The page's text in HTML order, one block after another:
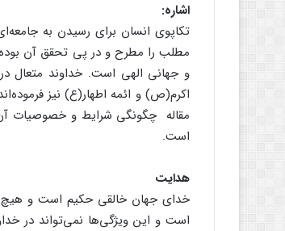
اشاره:
تکاپوی انسان برای رسیدن به
مطلب را مطرح و در پی تحقق آن
و جهانی الهی است. خداوند متعال
اکرم(ص) و ائمه اطهار(ع) نیز
مقاله چگونگی شرایط و خصوصیات آن
است.
هدایت
خدای جهان خالقی حکیم است و هیچ
است و این ویژگی‌ها نمی‌تواند در